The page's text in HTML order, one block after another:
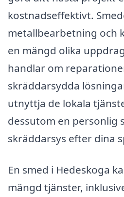
kostnadseffektivt.
metallbearbetning och
en mängd olika
handlar om
skräddarsydda
utnyttja de lokala
dessutom en personlig
skräddarsys efter dina
En smed i Hedeskoga
mängd tjänster,